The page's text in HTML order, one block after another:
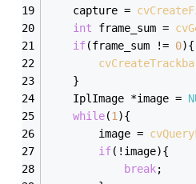
	capture =
int frame_sum =
if(frame_sum != 0){
	}
	IplImage *image =
while(1 ){
		image =
if(!image){
break;